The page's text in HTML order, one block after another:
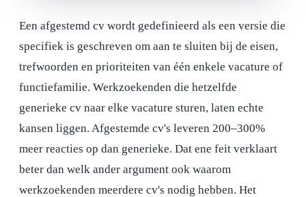
Een afgestemd cv wordt gedefinieerd als een versie die
specifiek is geschreven om aan te sluiten bij de eisen,
trefwoorden en prioriteiten van één enkele vacature of
functiefamilie. Werkzoekenden die hetzelfde
generieke cv naar elke vacature sturen, laten echte
kansen liggen. Afgestemde cv's leveren 200–300%
meer reacties op dan generieke. Dat ene feit verklaart
beter dan welk ander argument ook waarom
werkzoekenden meerdere cv's nodig hebben. Het